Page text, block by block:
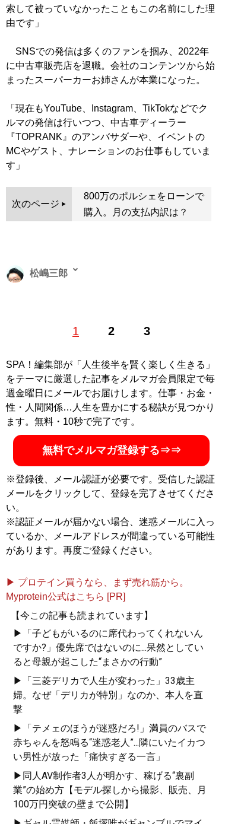
索して被っていなかったこともこの名前にした理
由です」
SNSでの発信は多くのファンを掴み、2022年
に中古車販売店を退職。会社のコンテンツから始
まったスーパーカーお姉さんが本業になった。
「現在もYouTube、Instagram、TikTokなどでク
ルマの発信は行いつつ、中古車ディーラー
『TOPRANK』のアンバサダーや、イベントの
MCやゲスト、ナレーションのお仕事もしていま
す」
次のページ
800万のポルシェをローンで
購入。月の支払内訳は？
1 2 3
松嶋三郎
ず、ジャンルも問わず、記事のためならインタビュー・
は何でもやるタイプ。X（旧Twitter）：@matsushima36
記事一覧へ
SPA！編集部が「人生後半を賢く楽しく生きる」
をテーマに厳選した記事をメルマガ会員限定で毎
週金曜日にメールでお届けします。仕事・お金・
性・人間関係…人生を豊かにする秘訣が見つかり
ます。無料・10秒で完了です。
無料でメルマガ登録する⇒⇒
※登録後、メール認証が必要です。受信した認証
メールをクリックして、登録を完了させてくださ
い。
※認証メールが届かない場合、迷惑メールに入っ
ているか、メールアドレスが間違っている可能性
があります。再度ご登録ください。
▶ プロテイン買うなら、まず売れ筋から。
Myprotein公式はこちら [PR]
【今この記事も読まれています】
▶「子どもがいるのに席代わってくれないん
ですか?」優先席ではないのに...呆然としてい
ると母親が起こした“まさかの行動”
▶「三菱デリカで人生が変わった」33歳主
婦。なぜ「デリカが特別」なのか、本人を直
撃
▶「テメェのほうが迷惑だろ!」満員のバスで
赤ちゃんを怒鳴る“迷惑老人”...隣にいたイカつ
い男性が放った「痛快すぎる一言」
▶同人AV制作者3人が明かす、稼げる“裏副
業”の始め方【モデル探しから撮影、販売、月
100万円突破の壁まで公開】